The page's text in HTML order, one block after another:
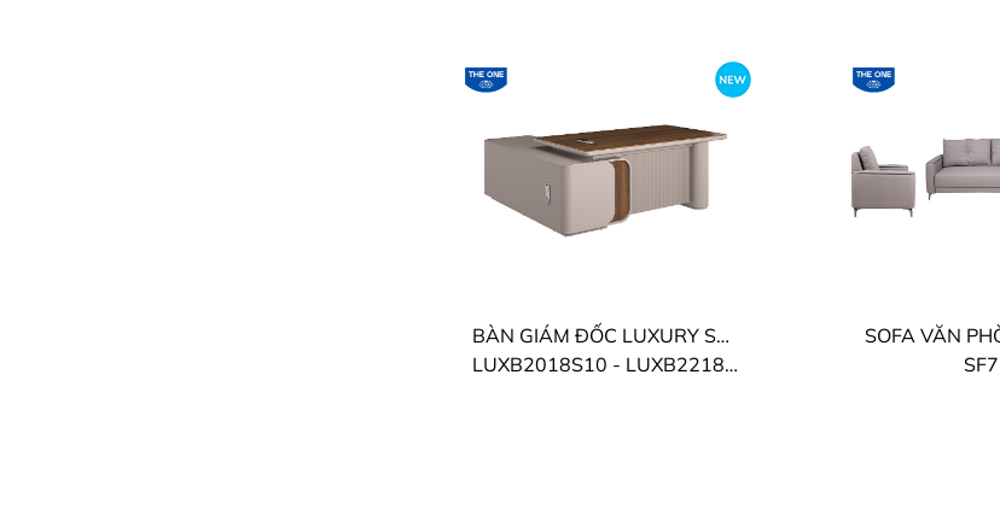
BÀN GIÁM ĐỐC LUXURY SUPREME THE ONE
LUXB2018S10 - LUXB2218S10
SOFA VĂN